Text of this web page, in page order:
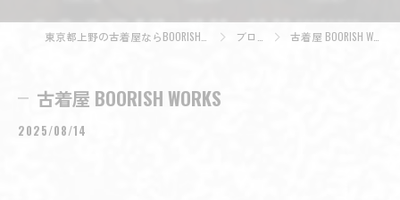
ブログ 古着屋 BOORISH WORKS
古着屋 BOORISH WORKS
2025/08/14